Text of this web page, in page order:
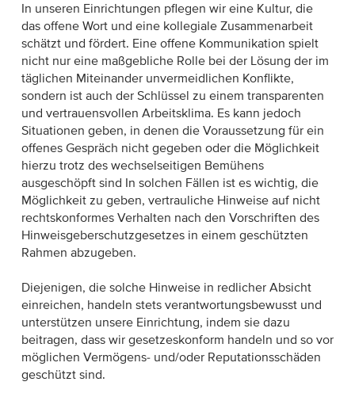
In unseren Einrichtungen pflegen wir eine Kultur, die
das offene Wort und eine kollegiale Zusammenarbeit
schätzt und fördert. Eine offene Kommunikation spielt
nicht nur eine maßgebliche Rolle bei der Lösung der im
täglichen Miteinander unvermeidlichen Konflikte,
sondern ist auch der Schlüssel zu einem transparenten
und vertrauensvollen Arbeitsklima. Es kann jedoch
Situationen geben, in denen die Voraussetzung für ein
offenes Gespräch nicht gegeben oder die Möglichkeit
hierzu trotz des wechselseitigen Bemühens
ausgeschöpft sind In solchen Fällen ist es wichtig, die
Möglichkeit zu geben, vertrauliche Hinweise auf nicht
rechtskonformes Verhalten nach den Vorschriften des
Hinweisgeberschutzgesetzes in einem geschützten
Rahmen abzugeben.
Diejenigen, die solche Hinweise in redlicher Absicht
einreichen, handeln stets verantwortungsbewusst und
unterstützen unsere Einrichtung, indem sie dazu
beitragen, dass wir gesetzeskonform handeln und so vor
möglichen Vermögens- und/oder Reputationsschäden
geschützt sind.